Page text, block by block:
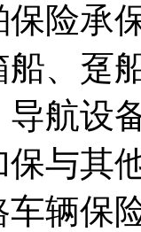
保险承
船、趸
导航设
保与其
车辆保